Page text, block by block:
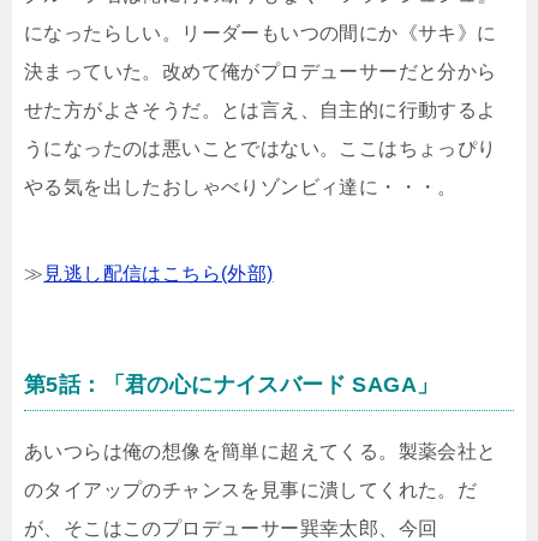
になったらしい。リーダーもいつの間にか《サキ》に
決まっていた。改めて俺がプロデューサーだと分から
せた方がよさそうだ。とは言え、自主的に行動するよ
うになったのは悪いことではない。ここはちょっぴり
やる気を出したおしゃべりゾンビィ達に・・・。
≫ 見逃し配信はこちら(外部)
第5話：「君の心にナイスバード SAGA」
あいつらは俺の想像を簡単に超えてくる。製薬会社と
のタイアップのチャンスを見事に潰してくれた。だ
が、そこはこのプロデューサー巽幸太郎、今回